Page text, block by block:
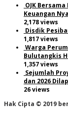
OJK
Keuangan
2,178 views
Disdik
1,817 views
Warga
Bulutangkis
1,357 views
Sejumlah
dan 2026
26 views
Hak Cipta © 2019